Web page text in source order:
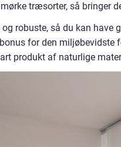
træsorter, så bringer
robuste, så du kan
for den
produkt af naturlige